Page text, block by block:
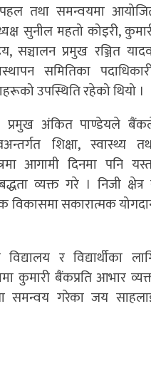
तथा समन्वयमा
सुनील महतो कोइरी,
प्रमुख रञ्जित
समितिका
उपस्थिति रहेको थियो ।
प्रमुख अंकित पाण्डेयले
शिक्षा, स्वास्थ्य
आगामी दिनमा पनि
व्यक्त गरे । निजी क्षेत्र
विकासमा सकारात्मक
र विद्यार्थीका
कुमारी बैंकप्रति आभार
समन्वय गरेका जय